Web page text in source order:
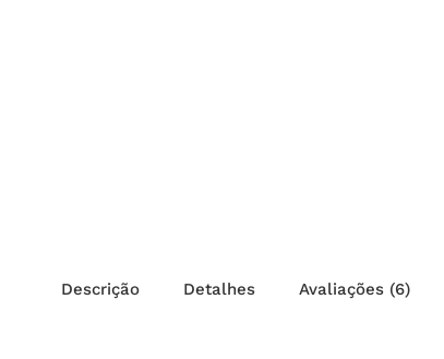
Descrição Detalhes Avaliações (6)